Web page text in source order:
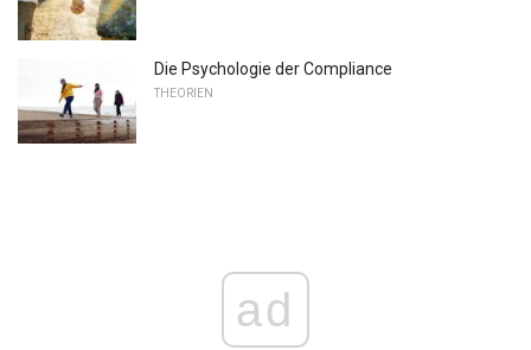
Die Psychologie der Compliance
THEORIEN
ad